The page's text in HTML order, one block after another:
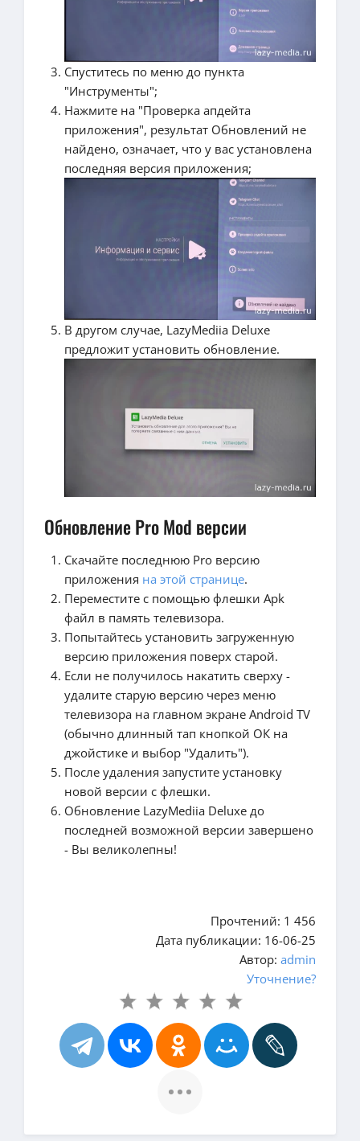
Спуститесь по меню до пункта
"Инструменты";
Нажмите на "Проверка апдейта
приложения", результат Обновлений не
найдено, означает, что у вас установлена
последняя версия приложения;
В другом случае, LazyMediia Deluxe
предложит установить обновление.
Обновление Pro Mod версии
Скачайте последнюю Pro версию
приложения на этой странице.
Переместите с помощью флешки Apk
файл в память телевизора.
Попытайтесь установить загруженную
версию приложения поверх старой.
Если не получилось накатить сверху -
удалите старую версию через меню
телевизора на главном экране Android TV
(обычно длинный тап кнопкой ОК на
джойстике и выбор "Удалить").
После удаления запустите установку
новой версии с флешки.
Обновление LazyMediia Deluxe до
последней возможной версии завершено
- Вы великолепны!
Прочтений: 1 456
Дата публикации: 16-06-25
Автор: admin
Уточнение?